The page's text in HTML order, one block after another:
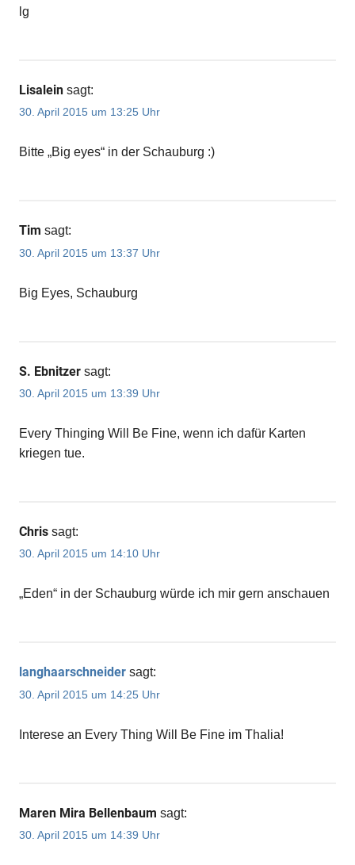
lg
Lisalein sagt:
30. April 2015 um 13:25 Uhr
Bitte „Big eyes“ in der Schauburg :)
Tim sagt:
30. April 2015 um 13:37 Uhr
Big Eyes, Schauburg
S. Ebnitzer sagt:
30. April 2015 um 13:39 Uhr
Every Thinging Will Be Fine, wenn ich dafür Karten
kriegen tue.
Chris sagt:
30. April 2015 um 14:10 Uhr
„Eden“ in der Schauburg würde ich mir gern anschauen
langhaarschneider sagt:
30. April 2015 um 14:25 Uhr
Interese an Every Thing Will Be Fine im Thalia!
Maren Mira Bellenbaum sagt:
30. April 2015 um 14:39 Uhr